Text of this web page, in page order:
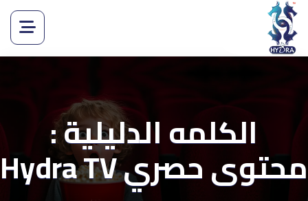
الكلمه الدليلية :
محتوى حصري Hydra TV